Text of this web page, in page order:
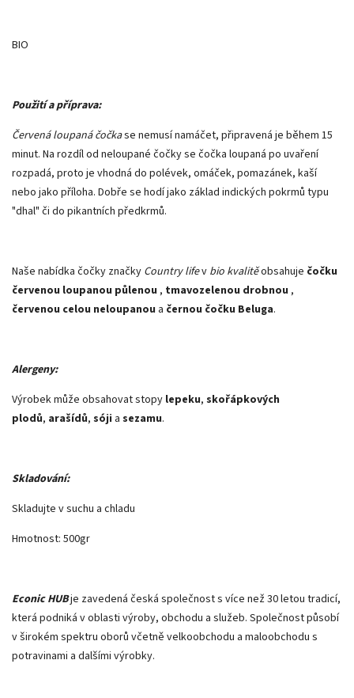
BIO
Použití a příprava:
Červená loupaná čočkase nemusí namáčet, připravená je během 15
minut. Na rozdíl od neloupané čočky se čočka loupaná po uvaření
rozpadá, proto je vhodná do polévek, omáček, pomazánek, kaší
nebo jako příloha. Dobře se hodí jako základ indických pokrmů typu
"dhal" či do pikantních předkrmů.
Naše nabídka čočky značky Country lifev bio kvalitěobsahuje čočku
červenou loupanou půlenou , tmavozelenou drobnou ,
červenou celou neloupanou a černou čočku Beluga.
Alergeny:
Výrobek může obsahovat stopy lepeku, skořápkových
plodů, arašídů, sóji a sezamu.
Skladování:
Skladujte v suchu a chladu
Hmotnost: 500gr
Econic HUBje zavedená česká společnost s více než 30 letou tradicí,
která podniká v oblasti výroby, obchodu a služeb. Společnost působí
v širokém spektru oborů včetně velkoobchodu a maloobchodu s
potravinami a dalšími výrobky.